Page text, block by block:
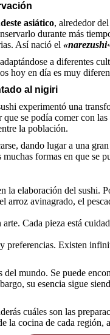
asiático, alrededor
durante más
Así nació el «narezushi
a diferentes
hoy en día es muy
al nigiri
experimentó una
se podía comer con
la población.
dando lugar a una
formas en que se
la elaboración del sushi.
arroz avinagrado, el
Cada pieza está
preferencias. Existen
mundo. Se puede
su esencia sigue
cuáles son las
la cocina de cada